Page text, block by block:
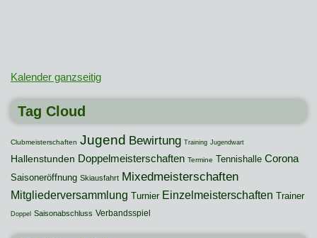
Kalender ganzseitig
Tag Cloud
Clubmeisterschaften Jugend Bewirtung Training Jugendwart
Hallenstunden Doppelmeisterschaften Termine Tennishalle Corona
Saisoneröffnung Skiausfahrt Mixedmeisterschaften
Mitgliederversammlung Turnier Einzelmeisterschaften Trainer
Doppel Saisonabschluss Verbandsspiel